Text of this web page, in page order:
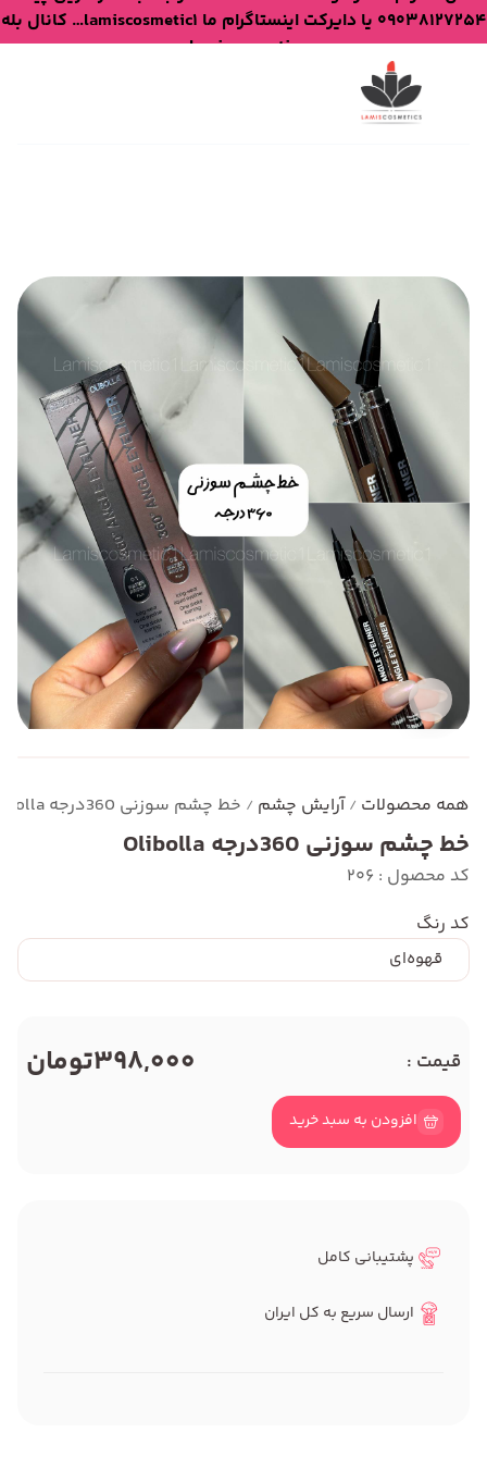
09038127254 یا دایرکت اینستاگرام ما lamiscosmetic1… کانال بله
lamiscosmetic
همه محصولات / آرایش چشم / خط چشم سوزنی 360درجه Olibolla
خط چشم سوزنی 360درجه Olibolla
کد محصول : 206
کد رنگ
قهوه‌ای
قیمت : 398,000تومان
افزودن به سبد خرید
پشتیبانی کامل
ارسال سریع به کل ایران